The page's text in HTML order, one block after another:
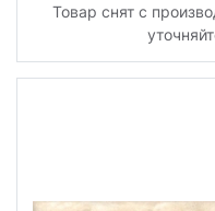
Товар снят с